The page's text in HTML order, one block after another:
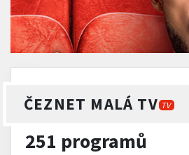
ČEZNET MALÁ TV TV
251 programů